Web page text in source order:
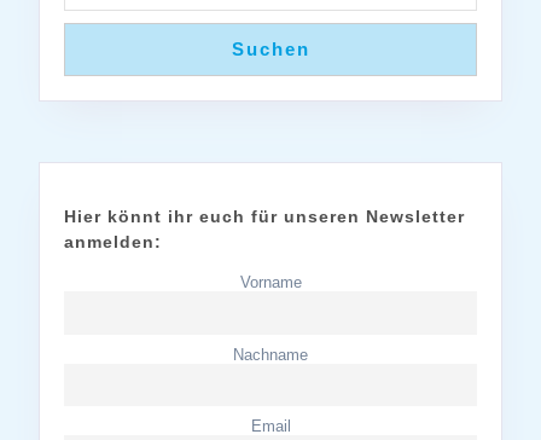
Suchen
Hier könnt ihr euch für unseren Newsletter
anmelden:
Vorname
Nachname
Email